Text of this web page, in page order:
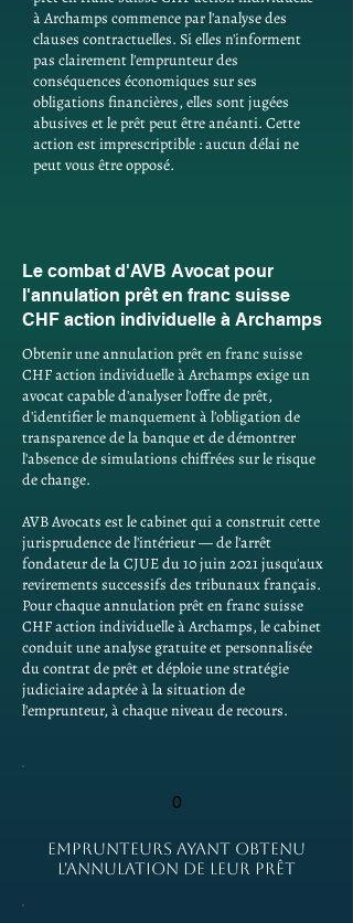
à Archamps commence par l'analyse des
clauses contractuelles. Si elles n'informent
pas clairement l'emprunteur des
conséquences économiques sur ses
obligations financières, elles sont jugées
abusives et le prêt peut être anéanti. Cette
action est imprescriptible : aucun délai ne
peut vous être opposé.
Le combat d'AVB Avocat pour
l'annulation prêt en franc suisse
CHF action individuelle à Archamps
Obtenir une annulation prêt en franc suisse
CHF action individuelle à Archamps exige un
avocat capable d'analyser l'offre de prêt,
d'identifier le manquement à l'obligation de
transparence de la banque et de démontrer
l'absence de simulations chiffrées sur le risque
de change.
AVB Avocats est le cabinet qui a construit cette
jurisprudence de l'intérieur — de l'arrêt
fondateur de la CJUE du 10 juin 2021 jusqu'aux
revirements successifs des tribunaux français.
Pour chaque annulation prêt en franc suisse
CHF action individuelle à Archamps, le cabinet
conduit une analyse gratuite et personnalisée
du contrat de prêt et déploie une stratégie
judiciaire adaptée à la situation de
l'emprunteur, à chaque niveau de recours.
0
EMPRUNTEURS AYANT OBTENU
L'ANNULATION DE LEUR PRÊT